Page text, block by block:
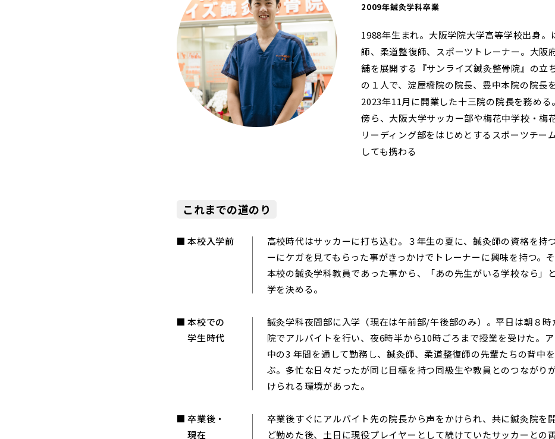
2009年鍼灸学科卒業
1988年生まれ。大阪学院大学高等学校出身。
師、柔道整復師、スポーツトレーナー。大阪
舗を展開する『サンライズ鍼灸整骨院』の立
の１人で、淀屋橋院の院長、豊中本院の院長
2023年11月に開業した十三院の院長を務める
傍ら、大阪大学サッカー部や梅花中学校・梅
リーディング部をはじめとするスポーツチー
しても携わる
これまでの道のり
本校入学前
高校時代はサッカーに打ち込む。３年生の夏に、鍼灸師の資格を持
ーにケガを見てもらった事がきっかけでトレーナーに興味を持つ。
本校の鍼灸学科教員であった事から、「あの先生がいる学校なら」
学を決める。
本校での
学生時代
鍼灸学科夜間部に入学（現在は午前部/午後部のみ）。平日は朝８時
院でアルバイトを行い、夜6時半から10時ごろまで授業を受けた。
中の3 年間を通して勤務し、鍼灸師、柔道整復師の先輩たちの背中
ぶ。多忙な日々だったが同じ目標を持つ同級生や教員とのつながり
けられる環境があった。
卒業後・
現在
卒業後すぐにアルバイト先の院長から声をかけられ、共に鍼灸院を
ど勤めた後、土日に現役プレイヤーとして続けていたサッカーとの